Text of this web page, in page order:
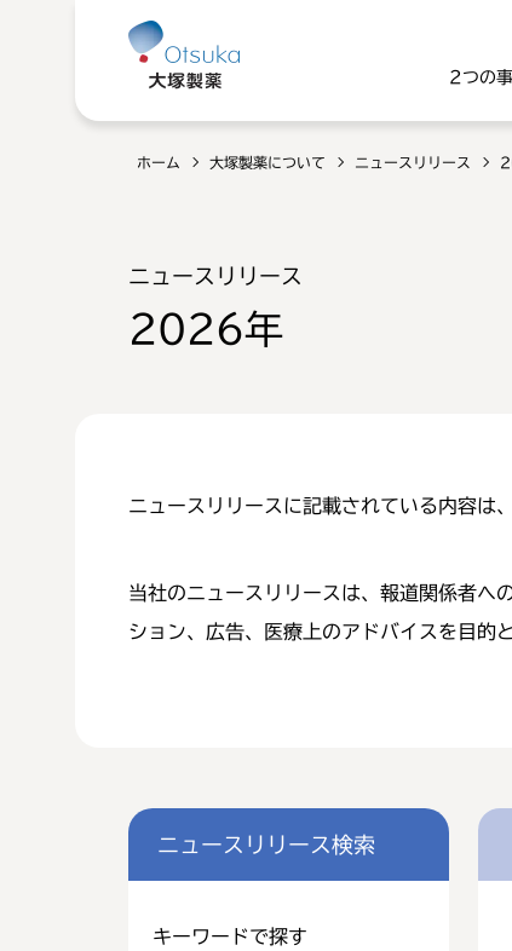
2つの
ホーム 大塚製薬について ニュースリリース
ニュースリリース
2026年
ニュースリリースに記載されている内容は
当社のニュースリリースは、報道関係者へ
ション、広告、医療上のアドバイスを目的
ニュースリリース検索
キーワードで探す